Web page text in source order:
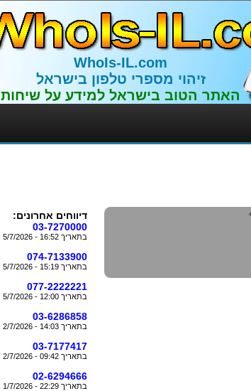
WhoIs-IL.com
זיהוי מספרי טלפון בישראל
האתר הטוב בישראל למידע על שיחות
דיווחים אחרונים:
03-7270000
בתאריך 16:52 - 5/7/2026
074-7133900
בתאריך 15:19 - 5/7/2026
077-2222221
בתאריך 12:00 - 5/7/2026
03-6286858
בתאריך 14:03 - 2/7/2026
03-7177417
בתאריך 09:42 - 2/7/2026
02-6294666
בתאריך 22:29 - 1/7/2026